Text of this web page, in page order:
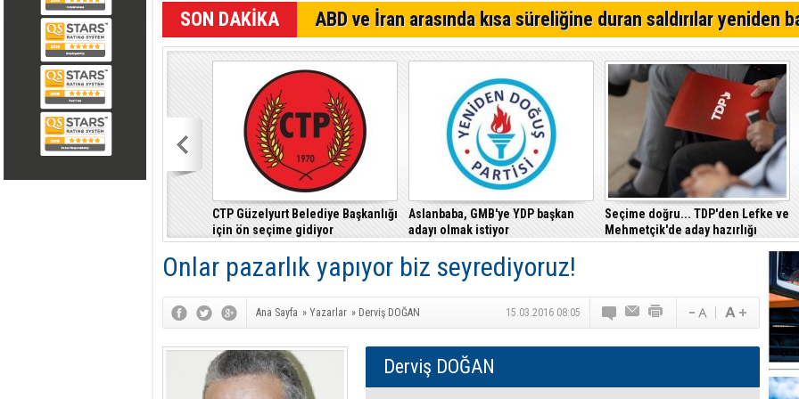
CTP, Cezaevi Disiplin Tüzüğü’nde yapılan değişiklikleri
Mahkemesi’ne taşıdı
Girne – Çamlıbel ana yolunda ölümlü kaza… Turan Obalı
SON DAKİKA ABD ve İran arasında kısa süreliğine duran saldırılar yeniden
CTP Güzelyurt Belediye Başkanlığı
için ön seçime gidiyor
Aslanbaba, GMB'ye YDP başkan
adayı olmak istiyor
Seçime doğru... TDP'den Lefke ve
Mehmetçik'de aday hazırlığı
Onlar pazarlık yapıyor biz seyrediyoruz!
Ana Sayfa » Yazarlar » Derviş DOĞAN 15.03.2016 08:05
Derviş DOĞAN